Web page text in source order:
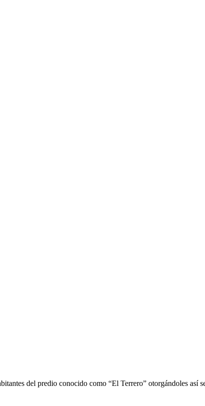
del predio conocido como “El Terrero” otorgándoles así